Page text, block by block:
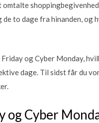
to dage fra hinanden, og
og Cyber Monday,
dage. Til sidst får du
og Cyber